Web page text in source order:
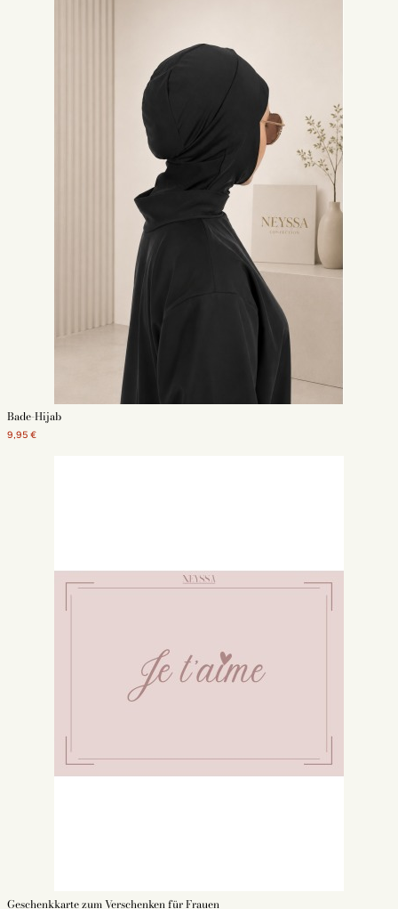
Bade-Hijab
9,95 €
Geschenkkarte zum Verschenken für Frauen